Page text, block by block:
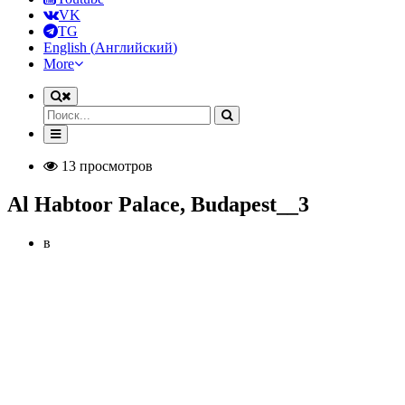
VK
TG
English (Английский)
More
13 просмотров
Al Habtoor Palace, Budapest__3
в